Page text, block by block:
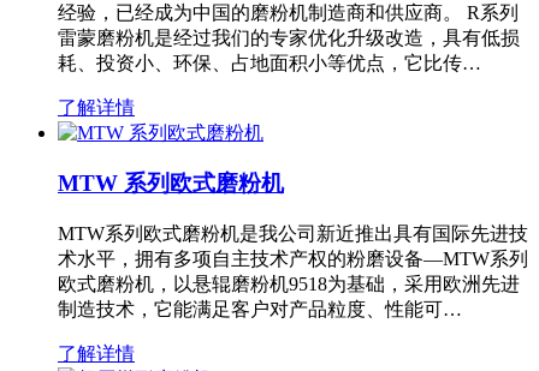
经验，已经成为中国的磨粉机制造商和供应商。 R系列
雷蒙磨粉机是经过我们的专家优化升级改造，具有低损
耗、投资小、环保、占地面积小等优点，它比传…
了解详情
MTW 系列欧式磨粉机
MTW系列欧式磨粉机是我公司新近推出具有国际先进技
术水平，拥有多项自主技术产权的粉磨设备—MTW系列
欧式磨粉机，以悬辊磨粉机9518为基础，采用欧洲先进
制造技术，它能满足客户对产品粒度、性能可…
了解详情